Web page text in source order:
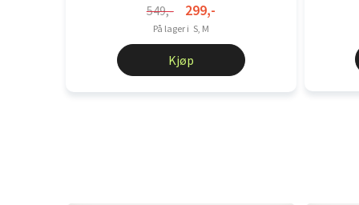
549,- 299,-
På lager i S, M
Kjøp